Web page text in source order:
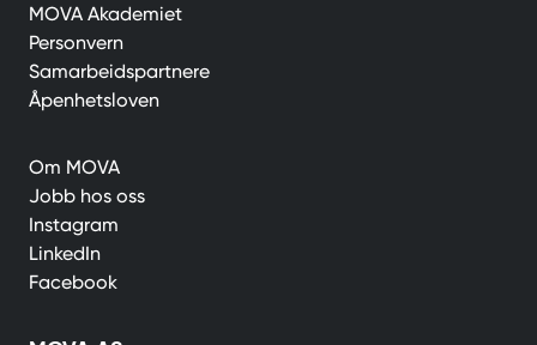
MOVA Akademiet
Personvern
Samarbeidspartnere
Åpenhetsloven
Om MOVA
Jobb hos oss
Instagram
LinkedIn
Facebook